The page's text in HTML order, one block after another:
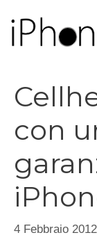
contenuto
con
4 Febbraio 2012